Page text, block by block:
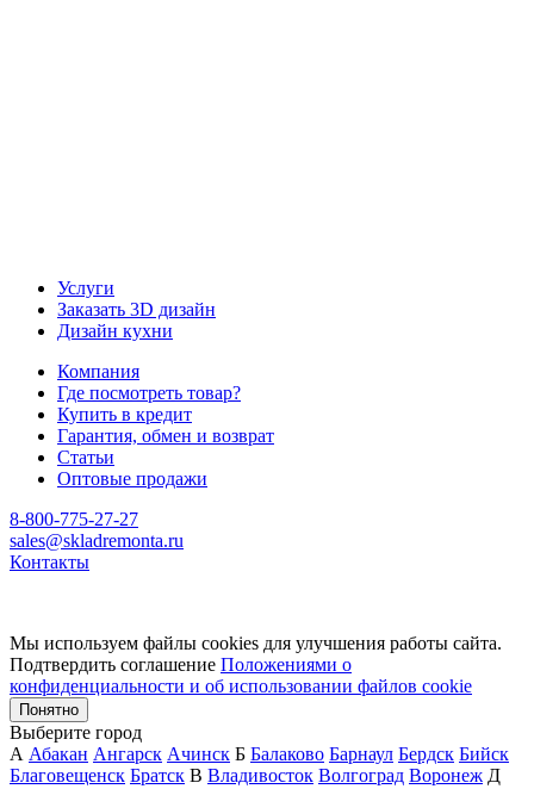
Услуги
Заказать 3D дизайн
Дизайн кухни
Компания
Где посмотреть товар?
Купить в кредит
Гарантия, обмен и возврат
Статьи
Оптовые продажи
8-800-775-27-27
sales@skladremonta.ru
Контакты
Мы используем файлы cookies для улучшения работы сайта.
Подтвердить соглашение Положениями о
конфиденциальности и об использовании файлов cookie
Понятно
Выберите город
А Абакан Ангарск Ачинск Б Балаково Барнаул Бердск Бийск
Благовещенск Братск В Владивосток Волгоград Воронеж Д